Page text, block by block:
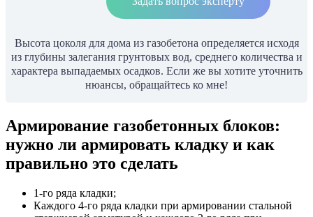
Высота цоколя для дома из газобетона определяется исходя
из глубины залегания грунтовых вод, среднего количества и
характера выпадаемых осадков. Если же вы хотите уточнить
нюансы, обращайтесь ко мне!
Армирование газобетонных блоков:
нужно ли армировать кладку и как
правильно это сделать
1-го ряда кладки;
Каждого 4-го ряда кладки при армировании стальной